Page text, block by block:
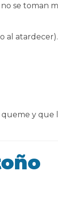
se toman
al atardecer).
y que